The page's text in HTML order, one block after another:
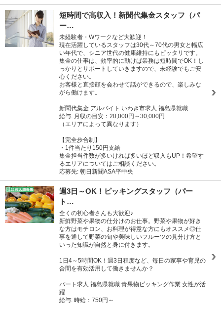
短時間で高収入！新聞代集金スタッフ（パ
ー…
未経験者・Wワークなど大歓迎！
現在活躍しているスタッフは30代～70代の男女と幅広
い年代で、シニア世代の健康維持にもピッタリです。
集金の仕事は、効率的に動けば業務は短時間でOK！し
っかりとサポートしていきますので、未経験でもご安
心ください。
お客様と直接顔を会わせて話ができるので、楽しみな
がら働けます。
新聞代集金 アルバイト いわき市求人 福島県就職
給与: 月収の目安：20,000円～30,000円
（エリアによって異なります）
【完全歩合制】
・1件当たり150円支給
集金担当件数が多いければ多いほど収入もUP！希望す
るエリアについてはご相談ください。
応募先: 朝日新聞ASA平中央
週3日～OK！ピッキングスタッフ（パー
ト…
全くの初心者さんも大歓迎♪
新鮮野菜や果物の仕分けのお仕事。野菜や果物が好き
な方はモチロン、お料理が得意な方にもオススメ◎仕
事を通して野菜の旬や美味しいフルーツの見分け方と
いった知識が自然と身に付きます。
1日4～5時間OK！週3日程度など、毎日の家事や育児の
合間を有効活用して働きませんか？
パート求人 福島県就職 青果物ピッキング作業 女性が活
躍
給与: 時給：750円～